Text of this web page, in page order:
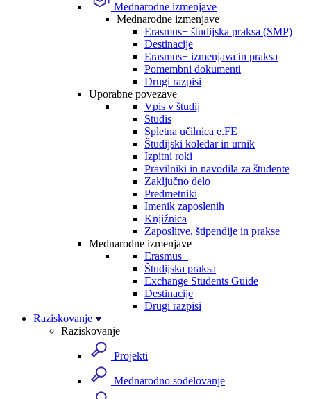
Mednarodne izmenjave
Mednarodne izmenjave
Erasmus+ študijska praksa (SMP)
Destinacije
Erasmus+ izmenjava in praksa
Pomembni dokumenti
Drugi razpisi
Uporabne povezave
Vpis v študij
Studis
Spletna učilnica e.FE
Študijski koledar in urnik
Izpitni roki
Pravilniki in navodila za študente
Zaključno delo
Predmetniki
Imenik zaposlenih
Knjižnica
Zaposlitve, štipendije in prakse
Mednarodne izmenjave
Erasmus+
Študijska praksa
Exchange Students Guide
Destinacije
Drugi razpisi
Raziskovanje
Raziskovanje
Projekti
Mednarodno sodelovanje